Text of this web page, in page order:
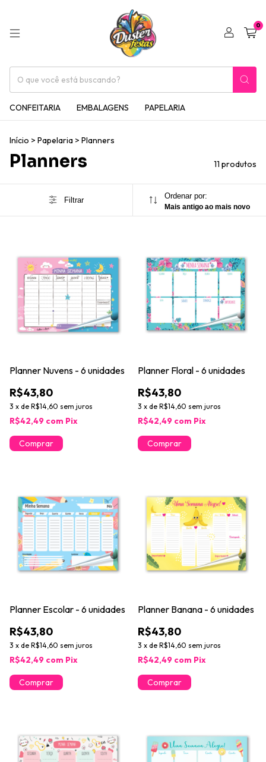
0
CONFEITARIA EMBALAGENS PAPELARIA
Início > Papelaria > Planners
Planners 11 produtos
Filtrar Ordenar por:
Mais antigo ao mais novo
Planner Nuvens - 6 unidades
R$43,80
3 x de R$14,60 sem juros
R$42,49 com Pix
Planner Floral - 6 unidades
R$43,80
3 x de R$14,60 sem juros
R$42,49 com Pix
Planner Escolar - 6 unidades
R$43,80
3 x de R$14,60 sem juros
R$42,49 com Pix
Planner Banana - 6 unidades
R$43,80
3 x de R$14,60 sem juros
R$42,49 com Pix